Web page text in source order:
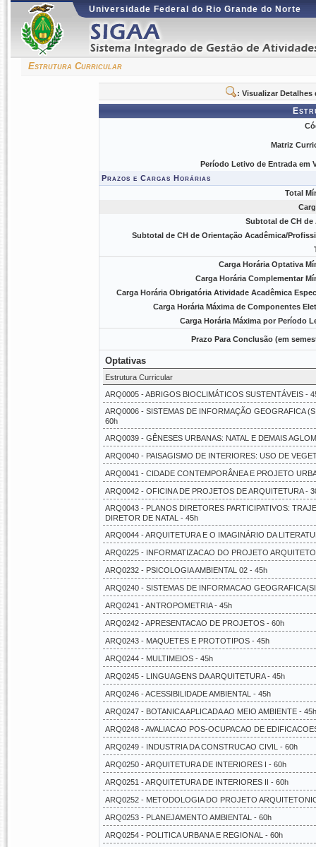
Universidade Federal do Rio Grande do Norte
Estrutura Curricular
: Visualizar
Matriz
Período Letivo de Entrada em
Prazos e Cargas Horárias
Total
Subtotal de CH de
Subtotal de CH de Orientação Acadêmica/
Carga Horária Optativa
Carga Horária Complementar
Carga Horária Obrigatória Atividade Acadêmica
Carga Horária Máxima de Componentes
Carga Horária Máxima por Período
Prazo Para Conclusão (em
Optativas
Estrutura Curricular
ARQ0005 - ABRIGOS BIOCLIMÁTICOS SUSTENTÁVEIS -
ARQ0006 - SISTEMAS DE INFORMAÇÃO GEOGRAFICA
60h
ARQ0039 - GÊNESES URBANAS: NATAL E DEMAIS
ARQ0040 - PAISAGISMO DE INTERIORES: USO DE
ARQ0041 - CIDADE CONTEMPORÂNEA E PROJETO
ARQ0042 - OFICINA DE PROJETOS DE ARQUITETURA -
ARQ0043 - PLANOS DIRETORES PARTICIPATIVOS:
DIRETOR DE NATAL - 45h
ARQ0044 - ARQUITETURA E O IMAGINÁRIO DA
ARQ0225 - INFORMATIZACAO DO PROJETO
ARQ0232 - PSICOLOGIA AMBIENTAL 02 - 45h
ARQ0240 - SISTEMAS DE INFORMACAO
ARQ0241 - ANTROPOMETRIA - 45h
ARQ0242 - APRESENTACAO DE PROJETOS - 60h
ARQ0243 - MAQUETES E PROTOTIPOS - 45h
ARQ0244 - MULTIMEIOS - 45h
ARQ0245 - LINGUAGENS DA ARQUITETURA - 45h
ARQ0246 - ACESSIBILIDADE AMBIENTAL - 45h
ARQ0247 - BOTANICA APLICADA AO MEIO AMBIENTE - 45h
ARQ0248 - AVALIACAO POS-OCUPACAO DE
ARQ0249 - INDUSTRIA DA CONSTRUCAO CIVIL - 60h
ARQ0250 - ARQUITETURA DE INTERIORES I - 60h
ARQ0251 - ARQUITETURA DE INTERIORES II - 60h
ARQ0252 - METODOLOGIA DO PROJETO
ARQ0253 - PLANEJAMENTO AMBIENTAL - 60h
ARQ0254 - POLITICA URBANA E REGIONAL - 60h